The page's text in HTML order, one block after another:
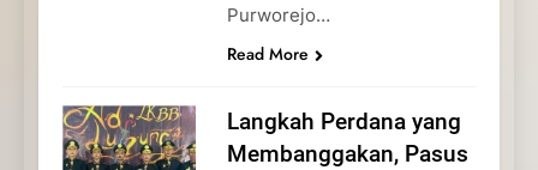
Purworejo…
Read More
Langkah Perdana yang
Membanggakan, Pasus